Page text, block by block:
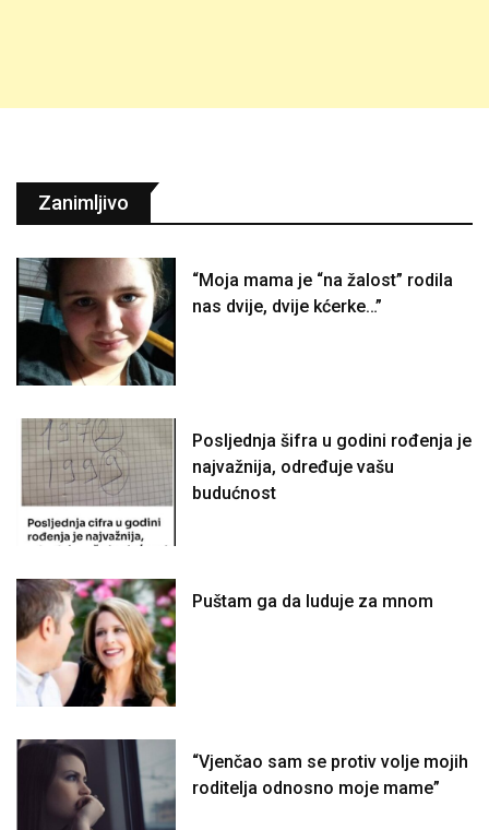
Zanimljivo
“Moja mama je “na žalost” rodila
nas dvije, dvije kćerke…”
Posljednja šifra u godini rođenja je
najvažnija, određuje vašu
budućnost
Puštam ga da luduje za mnom
“Vjenčao sam se protiv volje mojih
roditelja odnosno moje mame”